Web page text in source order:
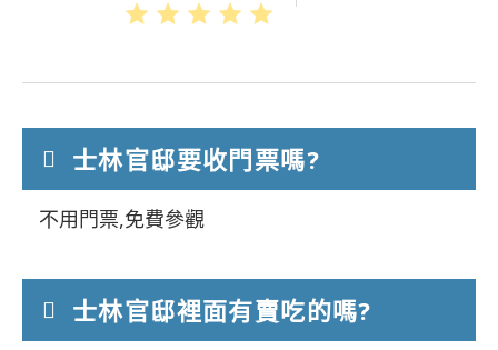
士林官邸要收門票嗎?
不用門票,免費參觀
士林官邸裡面有賣吃的嗎?